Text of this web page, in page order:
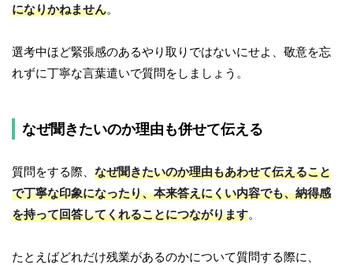
になりかねません。
選考中ほど緊張感のあるやり取りではないにせよ、敬意を忘
れずに丁寧な言葉遣いで質問をしましょう。
なぜ聞きたいのか理由も併せて伝える
質問をする際、 なぜ聞きたいのか理由もあわせて伝えること
で丁寧な印象になったり、本来答えにくい内容でも、納得感
を持って回答してくれることにつながります。
たとえばどれだけ残業があるのかについて質問する際に、